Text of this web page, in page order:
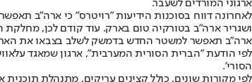
ארגוני המורדים לשעבר.
לאחרונה דווח בסוכנות הידיעות "רויטרס" כי ארה״ב
ושגריר ארה״ב בטורקיה טום בארק. עוד קודם לכן,
ארה״ב תאפשר למשטר החדש בדמשק לשלב בצבאו את
הסורי'.
לפי מקורות שונים, כולל קצינים עריקים, מתנהלת